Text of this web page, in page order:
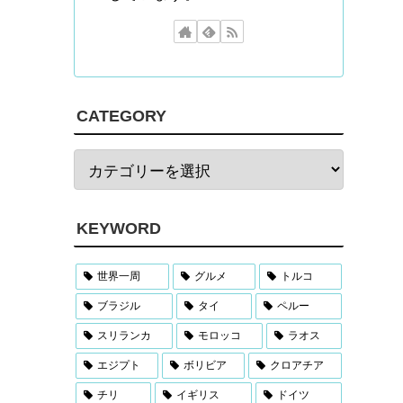
CATEGORY
KEYWORD
世界一周 グルメ トルコ
ブラジル タイ ペルー
スリランカ モロッコ ラオス
エジプト ボリビア クロアチア
チリ イギリス ドイツ